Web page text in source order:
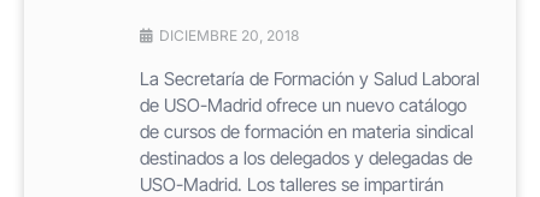
DICIEMBRE 20, 2018
La Secretaría de Formación y Salud Laboral
de USO-Madrid ofrece un nuevo catálogo
de cursos de formación en materia sindical
destinados a los delegados y delegadas de
USO-Madrid. Los talleres se impartirán